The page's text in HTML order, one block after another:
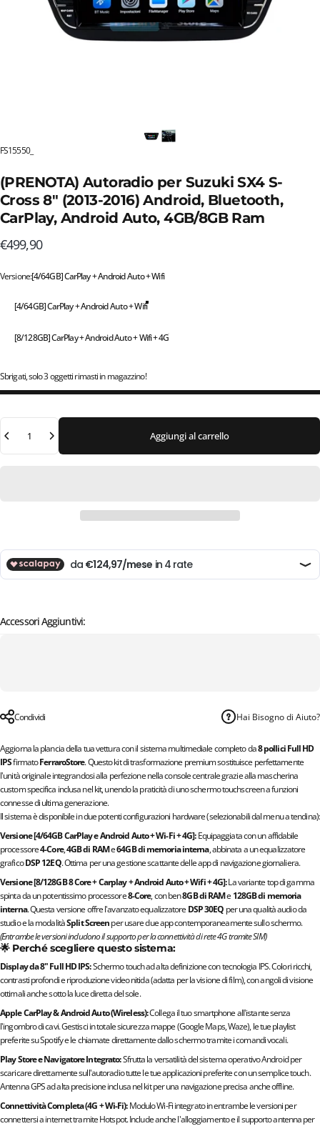
FS15550_
(PRENOTA) Autoradio per Suzuki SX4 S-
Cross 8" (2013-2016) Android, Bluetooth,
CarPlay, Android Auto, 4GB/8GB Ram
€499,90
Versione
Versione:[4/64GB] CarPlay + Android Auto + Wifi
[4/64GB] CarPlay + Android Auto + Wifi
[8/128GB] CarPlay + Android Auto + Wifi + 4G
Sbrigati, solo 3 oggetti rimasti in magazzino!
Quantità
Aggiungi al carrello
Accessori Aggiuntivi:
Condividi Hai Bisogno di Aiuto?
Aggiorna la plancia della tua vettura con il sistema multimediale completo da8 pollici Full HD
IPSfirmatoFerraroStore. Questo kit di trasformazione premium sostituisce perfettamente
l'unità originale integrandosi alla perfezione nella console centrale grazie alla mascherina
custom specifica inclusa nel kit, unendo la praticità di uno schermo touchscreen a funzioni
connesse di ultima generazione.
Il sistema è disponibile in due potenti configurazioni hardware (selezionabili dal menu a tendina):
Versione [4/64GB CarPlay e Android Auto + Wi-Fi + 4G]:Equipaggiata con un affidabile
processore4-Core,4GB di RAMe64GB di memoria interna, abbinata a un equalizzatore
graficoDSP 12EQ. Ottima per una gestione scattante delle app di navigazione giornaliera.
Versione [8/128GB 8 Core + Carplay + Android Auto + Wifi + 4G]:La variante top di gamma
spinta da un potentissimo processore8-Core, con ben8GB di RAMe 128GB di memoria
interna. Questa versione offre l'avanzato equalizzatore DSP 30EQ per una qualità audio da
studio e la modalitàSplit Screenper usare due app contemporaneamente sullo schermo.
(Entrambe le versioni includono il supporto per la connettività di rete 4G tramite SIM)
🌟 Perché scegliere questo sistema:
Display da 8" Full HD IPS:Schermo touch ad alta definizione con tecnologia IPS. Colori ricchi,
contrasti profondi e riproduzione video nitida (adatta per la visione di film), con angoli di visione
ottimali anche sotto la luce diretta del sole.
Apple CarPlay & Android Auto (Wireless):Collega il tuo smartphone all'istante senza
l'ingombro di cavi. Gestisci in totale sicurezza mappe (Google Maps, Waze), le tue playlist
preferite su Spotify e le chiamate direttamente dallo schermo tramite i comandi vocali.
Play Store e Navigatore Integrato:Sfrutta la versatilità del sistema operativo Android per
scaricare direttamente sull'autoradio tutte le tue applicazioni preferite con un semplice touch.
Antenna GPS ad alta precisione inclusa nel kit per una navigazione precisa anche offline.
Connettività Completa (4G + Wi-Fi):Modulo Wi-Fi integrato in entrambe le versioni per
connettersi a internet tramite Hotspot. Include anche l'alloggiamento e il supporto antenna per